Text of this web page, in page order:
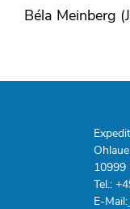
Béla Meinberg
10999
Tel.:
E-Mail: